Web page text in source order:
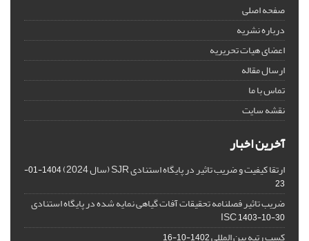
صفحه اصلی
درباره نشریه
اعضای هیات تحریریه
ارسال مقاله
تماس با ما
نقشه سایت
آخرین اخبار
ارتقا کیفیت و ضریب تاثیر در پایگاه استنادی SJR (سال 2024)
1404-01-
23
ضریب تاثیر فصلنامه تحقیقات آفات گیاهی نمایه شده در پایگاه استنادی
ISC1403-10-30